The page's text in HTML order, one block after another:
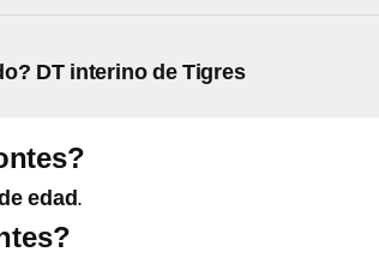
DT interino de Tigres
edad.